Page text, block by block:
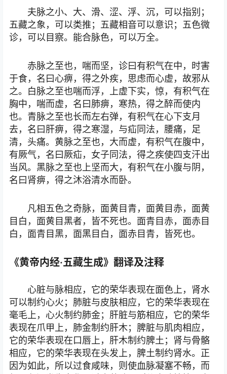
夫脉之小、大、滑、涩、浮、沉，可以指别；
五藏之象，可以类推；五藏相音可以意识；五色微
诊，可以目察。能合脉色，可以万全。
赤脉之至也，喘而坚，诊曰有积气在中，时害
于食，名曰心痹，得之外疾，思虑而心虚，故邪从
之。白脉之至也喘而浮，上虚下实，惊，有积气在
胸中，喘而虚，名曰肺痹，寒热，得之醉而使内
也。青脉之至也长而左右弹，有积气在心下支月
去，名曰肝痹，得之寒湿，与疝同法，腰痛，足
清，头痛。黄脉之至也，大而虚，有积气在腹中，
有厥气，名曰厥疝，女子同法，得之疾使四支汗出
当风。黑脉之至也上坚而大，有积气在小腹与阴，
名曰肾痹，得之沐浴清水而卧。
凡相五色之奇脉，面黄目青，面黄目赤，面黄
目白，面黄目黑者，皆不死也。面青目赤，面赤目
白，面青目黑，面黑目白，面赤目青，皆死也。
《黄帝内经·五藏生成》翻译及注释
心脏与脉相应，它的荣华表现在面色上，肾水
可以制约心火；肺脏与皮肤相应，它的荣华表现在
毫毛上，心火制约肺金；肝脏与筋相应，它的荣华
表现在爪甲上，肺金制约肝木；脾脏与肌肉相应，
它的荣华表现在口唇上，肝木制约脾土；肾与骨骼
相应，它的荣华表现在头发上，脾土制约肾水。正
因为如此，所以过食咸味，则使血脉凝塞不畅，而